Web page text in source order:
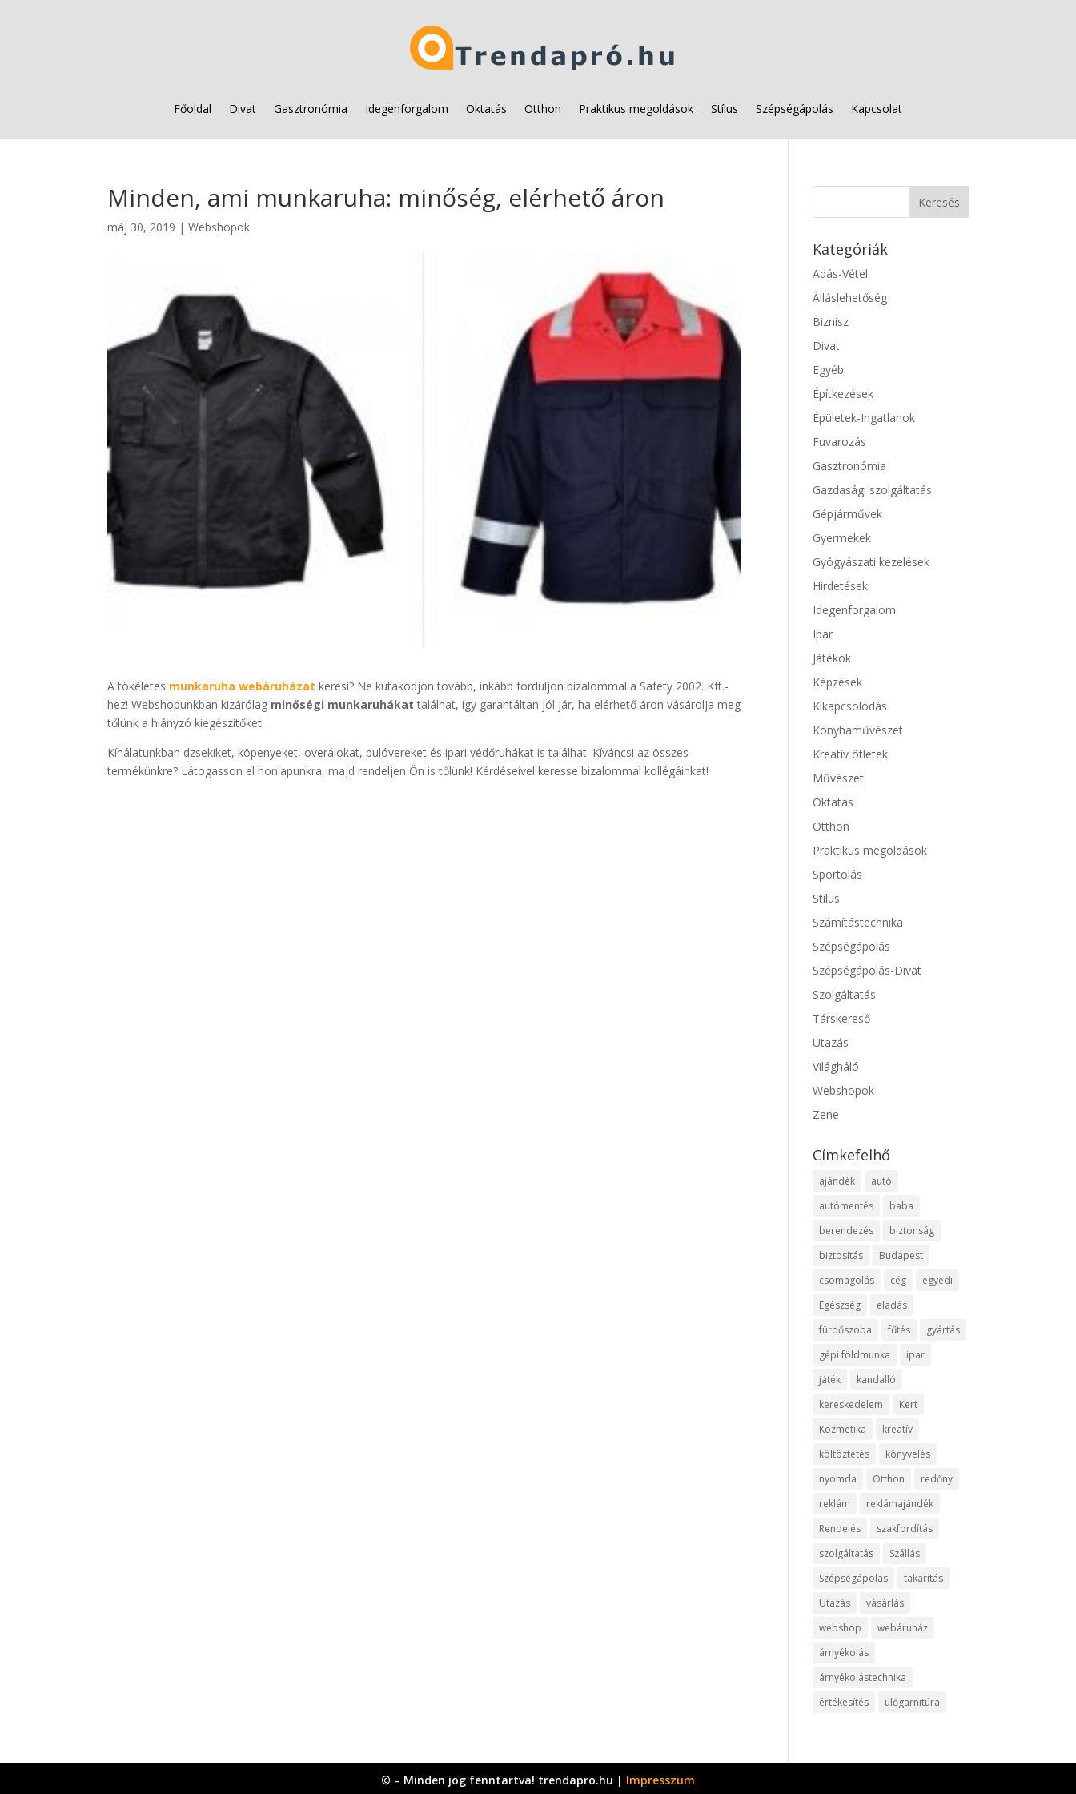
Főoldal Divat Gasztronómia Idegenforgalom Oktatás Otthon Praktikus megoldások Stílus Szépségápolás Kapcsolat
Minden, ami munkaruha: minőség, elérhető áron
máj 30, 2019 |Webshopok
A tökéletes munkaruha webáruházat keresi? Ne kutakodjon tovább, inkább forduljon bizalommal a Safety 2002. Kft.-
hez! Webshopunkban kizárólag minőségi munkaruhákat találhat, így garantáltan jól jár, ha elérhető áron vásárolja meg
tőlünk a hiányzó kiegészítőket.
Kínálatunkban dzsekiket, köpenyeket, overálokat, pulóvereket és ipari védőruhákat is találhat. Kíváncsi az összes
termékünkre? Látogasson el honlapunkra, majd rendeljen Ön is tőlünk! Kérdéseivel keresse bizalommal kollégáinkat!
Kategóriák
Adás-Vétel
Álláslehetőség
Biznisz
Divat
Egyéb
Építkezések
Épületek-Ingatlanok
Fuvarozás
Gasztronómia
Gazdasági szolgáltatás
Gépjárművek
Gyermekek
Gyógyászati kezelések
Hirdetések
Idegenforgalom
Ipar
Játékok
Képzések
Kikapcsolódás
Konyhaművészet
Kreatív ötletek
Művészet
Oktatás
Otthon
Praktikus megoldások
Sportolás
Stílus
Számítástechnika
Szépségápolás
Szépségápolás-Divat
Szolgáltatás
Társkereső
Utazás
Világháló
Webshopok
Zene
Címkefelhő
ajándék
autó
autómentés
baba
berendezés
biztonság
biztosítás
Budapest
csomagolás
cég
egyedi
Egészség
eladás
fürdőszoba
fűtés
gyártás
gépi földmunka
ipar
játék
kandalló
kereskedelem
Kert
Kozmetika
kreatív
költöztetés
könyvelés
nyomda
Otthon
redőny
reklám
reklámajándék
Rendelés
szakfordítás
szolgáltatás
Szállás
Szépségápolás
takarítás
Utazás
vásárlás
webshop
webáruház
árnyékolás
árnyékolástechnika
értékesítés
ülőgarnitúra
© – Minden jog fenntartva! trendapro.hu | Impresszum